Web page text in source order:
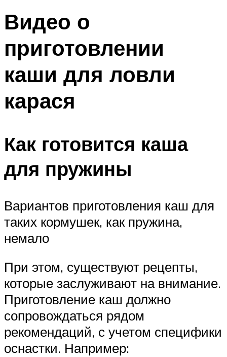
Видео о
приготовлении
каши для ловли
карася
Как готовится каша
для пружины
Вариантов приготовления каш для
таких кормушек, как пружина,
немало
При этом, существуют рецепты,
которые заслуживают на внимание.
Приготовление каш должно
сопровождаться рядом
рекомендаций, с учетом специфики
оснастки. Например: